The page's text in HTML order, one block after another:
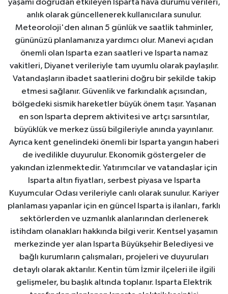
yaşamı doğrudan etkileyen Isparta hava durumu verileri,
anlık olarak güncellenerek kullanıcılara sunulur.
Meteoroloji'den alınan 5 günlük ve saatlik tahminler,
gününüzü planlamanıza yardımcı olur. Manevi açıdan
önemli olan Isparta ezan saatleri ve Isparta namaz
vakitleri, Diyanet verileriyle tam uyumlu olarak paylaşılır.
Vatandaşların ibadet saatlerini doğru bir şekilde takip
etmesi sağlanır. Güvenlik ve farkındalık açısından,
bölgedeki sismik hareketler büyük önem taşır. Yaşanan
en son Isparta deprem aktivitesi ve artçı sarsıntılar,
büyüklük ve merkez üssü bilgileriyle anında yayınlanır.
Ayrıca kent genelindeki önemli bir Isparta yangın haberi
de ivedilikle duyurulur. Ekonomik göstergeler de
yakından izlenmektedir. Yatırımcılar ve vatandaşlar için
Isparta altın fiyatları, serbest piyasa ve Isparta
Kuyumcular Odası verileriyle canlı olarak sunulur. Kariyer
planlaması yapanlar için en güncel Isparta iş ilanları, farklı
sektörlerden ve uzmanlık alanlarından derlenerek
istihdam olanakları hakkında bilgi verir. Kentsel yaşamın
merkezinde yer alan Isparta Büyükşehir Belediyesi ve
bağlı kurumların çalışmaları, projeleri ve duyuruları
detaylı olarak aktarılır. Kentin tüm İzmir ilçeleri ile ilgili
gelişmeler, bu başlık altında toplanır. Isparta Elektrik